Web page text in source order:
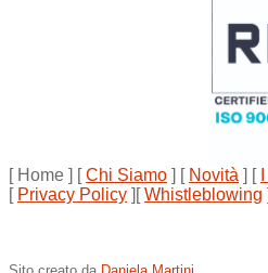
[ Home ] [Chi Siamo ] [ Novità ] [
[ Privacy Policy ][Whistleblowing ]